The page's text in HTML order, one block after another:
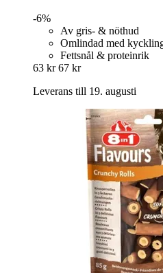
-6%
Av gris- & nöthud
Omlindad med
Fettsnål & proteinrik
63 kr 67 kr
Leverans till 19. augusti